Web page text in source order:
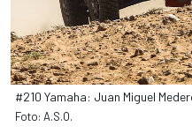
#210 Yamaha: Juan Miguel
Foto: A.S.O.